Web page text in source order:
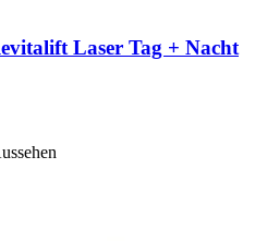
Laser Tag + Nacht